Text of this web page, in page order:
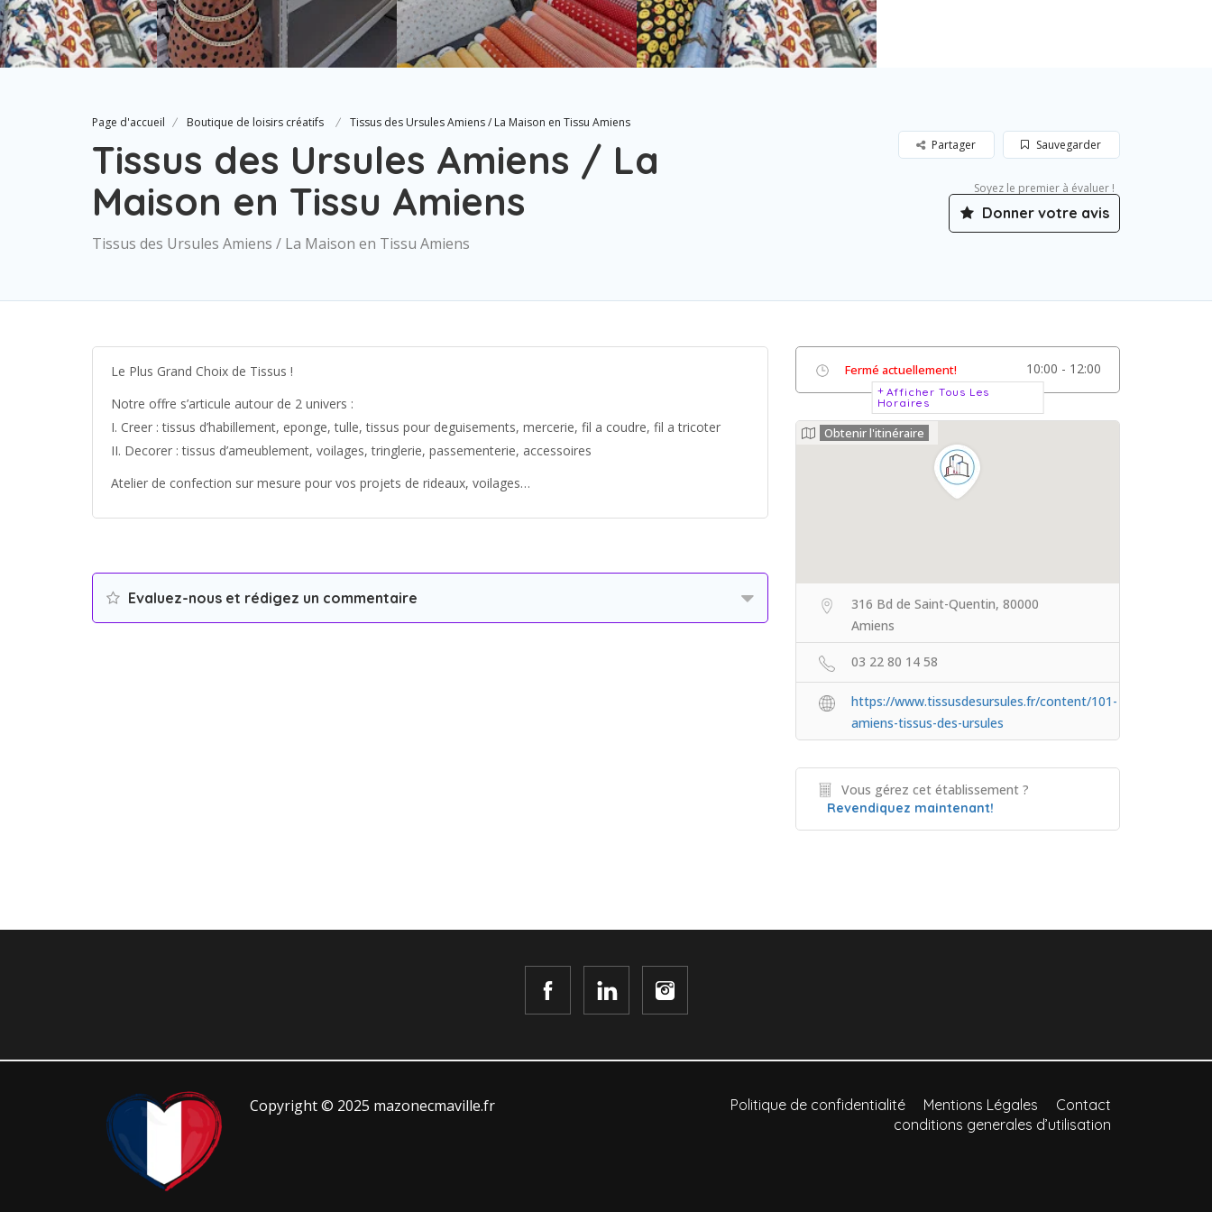
Page d'accueil Boutique de loisirs créatifs Tissus des Ursules Amiens / La Maison en Tissu Amiens
Tissus des Ursules Amiens / La
Maison en Tissu Amiens
Tissus des Ursules Amiens / La Maison en Tissu Amiens
Sauvegarder
Partager
Soyez le premier à évaluer !
Donner votre avis
Le Plus Grand Choix de Tissus !
Notre offre s’articule autour de 2 univers :
I. Creer : tissus d’habillement, eponge, tulle, tissus pour deguisements, mercerie, fil a coudre, fil a tricoter
II. Decorer : tissus d’ameublement, voilages, tringlerie, passementerie, accessoires
Atelier de confection sur mesure pour vos projets de rideaux, voilages…
Evaluez-nous et rédigez un commentaire
Fermé actuellement! 10:00 - 12:00
Afficher Tous Les
Horaires
Obtenir l'itinéraire
316 Bd de Saint-Quentin, 80000
Amiens
03 22 80 14 58
https://www.tissusdesursules.fr/content/101-
amiens-tissus-des-ursules
Vous gérez cet établissement ?
Revendiquez maintenant!
Copyright © 2025 mazonecmaville.fr Contact
Mentions Légales
Politique de confidentialité
conditions generales d’utilisation